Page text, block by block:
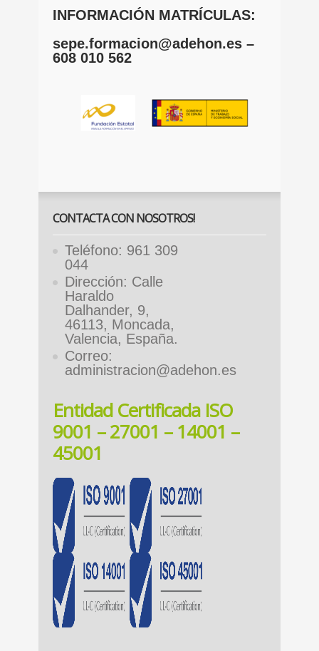
INFORMACIÓN MATRÍCULAS:
sepe.formacion@adehon.es –
608 010 562
CONTACTA CON NOSOTROS!
Teléfono: 961 309
044
Dirección: Calle
Haraldo
Dalhander, 9,
46113, Moncada,
Valencia, España.
Correo:
administracion@adehon.es
Entidad Certificada ISO
9001 – 27001 – 14001 –
45001